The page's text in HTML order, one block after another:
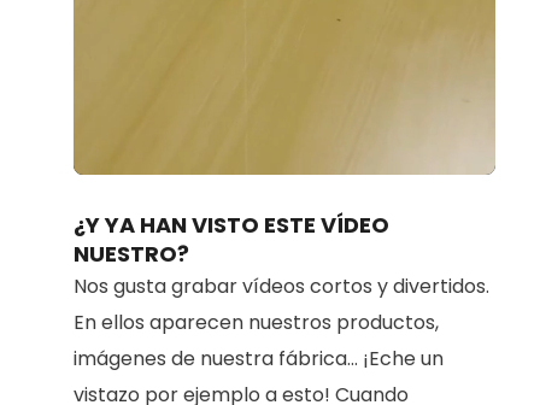
34.42%
¿Y YA HAN VISTO ESTE VÍDEO
NUESTRO?
Nos gusta grabar vídeos cortos y divertidos.
En ellos aparecen nuestros productos,
imágenes de nuestra fábrica... ¡Eche un
vistazo por ejemplo a esto! Cuando